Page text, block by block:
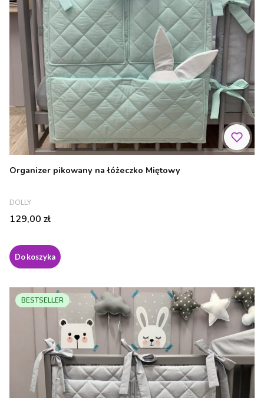
Organizer pikowany na łóżeczko Miętowy
PRODUCENT
DOLLY
Cena
129,00 zł
Do koszyka
BESTSELLER